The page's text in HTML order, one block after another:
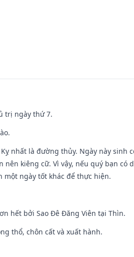
trị ngày thứ 7.
nhất là đường thủy. Ngày này sinh
nên kiêng cữ. Vì vậy, nếu quý bạn có
một ngày tốt khác để thực hiện.
hết bởi Sao Đê Đăng Viên tại Thìn.
thổ, chôn cất và xuất hành.